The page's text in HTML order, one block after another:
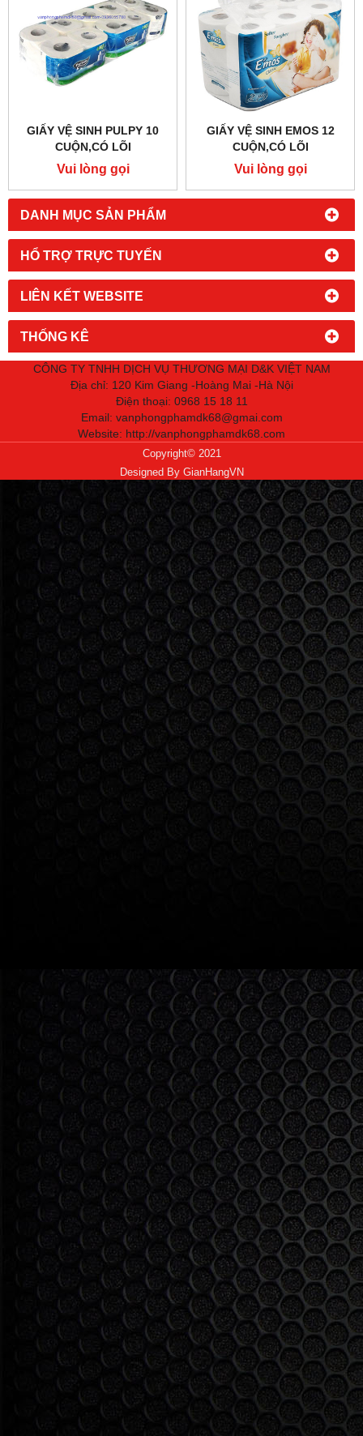
DANH MỤC SẢN PHẨM
HỔ TRỢ TRỰC TUYẾN
LIÊN KẾT WEBSITE
THỐNG KÊ
GIẤY VỆ SINH PULPY 10
CUỘN,CÓ LÕI
Vui lòng gọi
GIẤY VỆ SINH EMOS 12
CUỘN,CÓ LÕI
Vui lòng gọi
CÔNG TY TNHH DỊCH VỤ THƯƠNG MẠI D&K VIỆT NAM
Địa chỉ: 120 Kim Giang -Hoàng Mai -Hà Nội
Điện thoại: 0968 15 18 11
Email: vanphongphamdk68@gmai.com
Website: http://vanphongphamdk68.com
Copyright© 2021
Designed By GianHangVN